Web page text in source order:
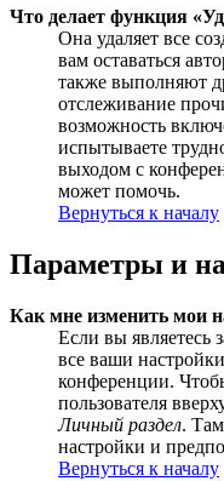
Что делает функция
Она удаляет все
вам оставаться
также выполняют
отслеживание
возможность
испытываете
выходом с
может помочь.
Вернуться к началу
Параметры и
Как мне изменить мои
Если вы являетесь
все ваши
конференции.
пользователя
Личный раздел.
настройки и
Вернуться к началу